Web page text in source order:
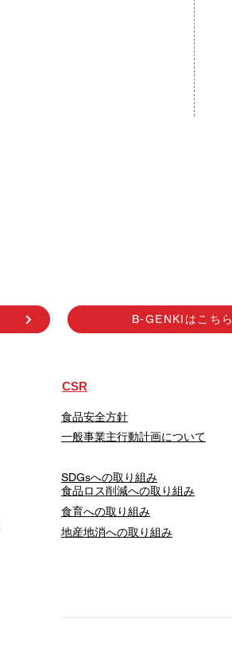
B-GENKIはこちら
CSR
食品安全方針
一般事業主行動計画について
SDGsへの取り組み
食品ロス削減への取り組み
食育への取り組み
地産地消への取り組み